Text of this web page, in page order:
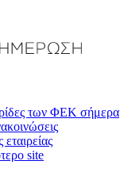
των ΦΕΚ σήμερα
site